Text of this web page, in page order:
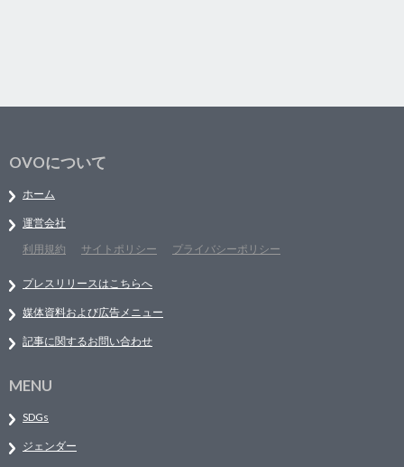
OVOについて
ホーム
運営会社
利用規約
サイトポリシー プライバシーポリシー
プレスリリースはこちらへ
媒体資料および広告メニュー
記事に関するお問い合わせ
MENU
SDGs
ジェンダー